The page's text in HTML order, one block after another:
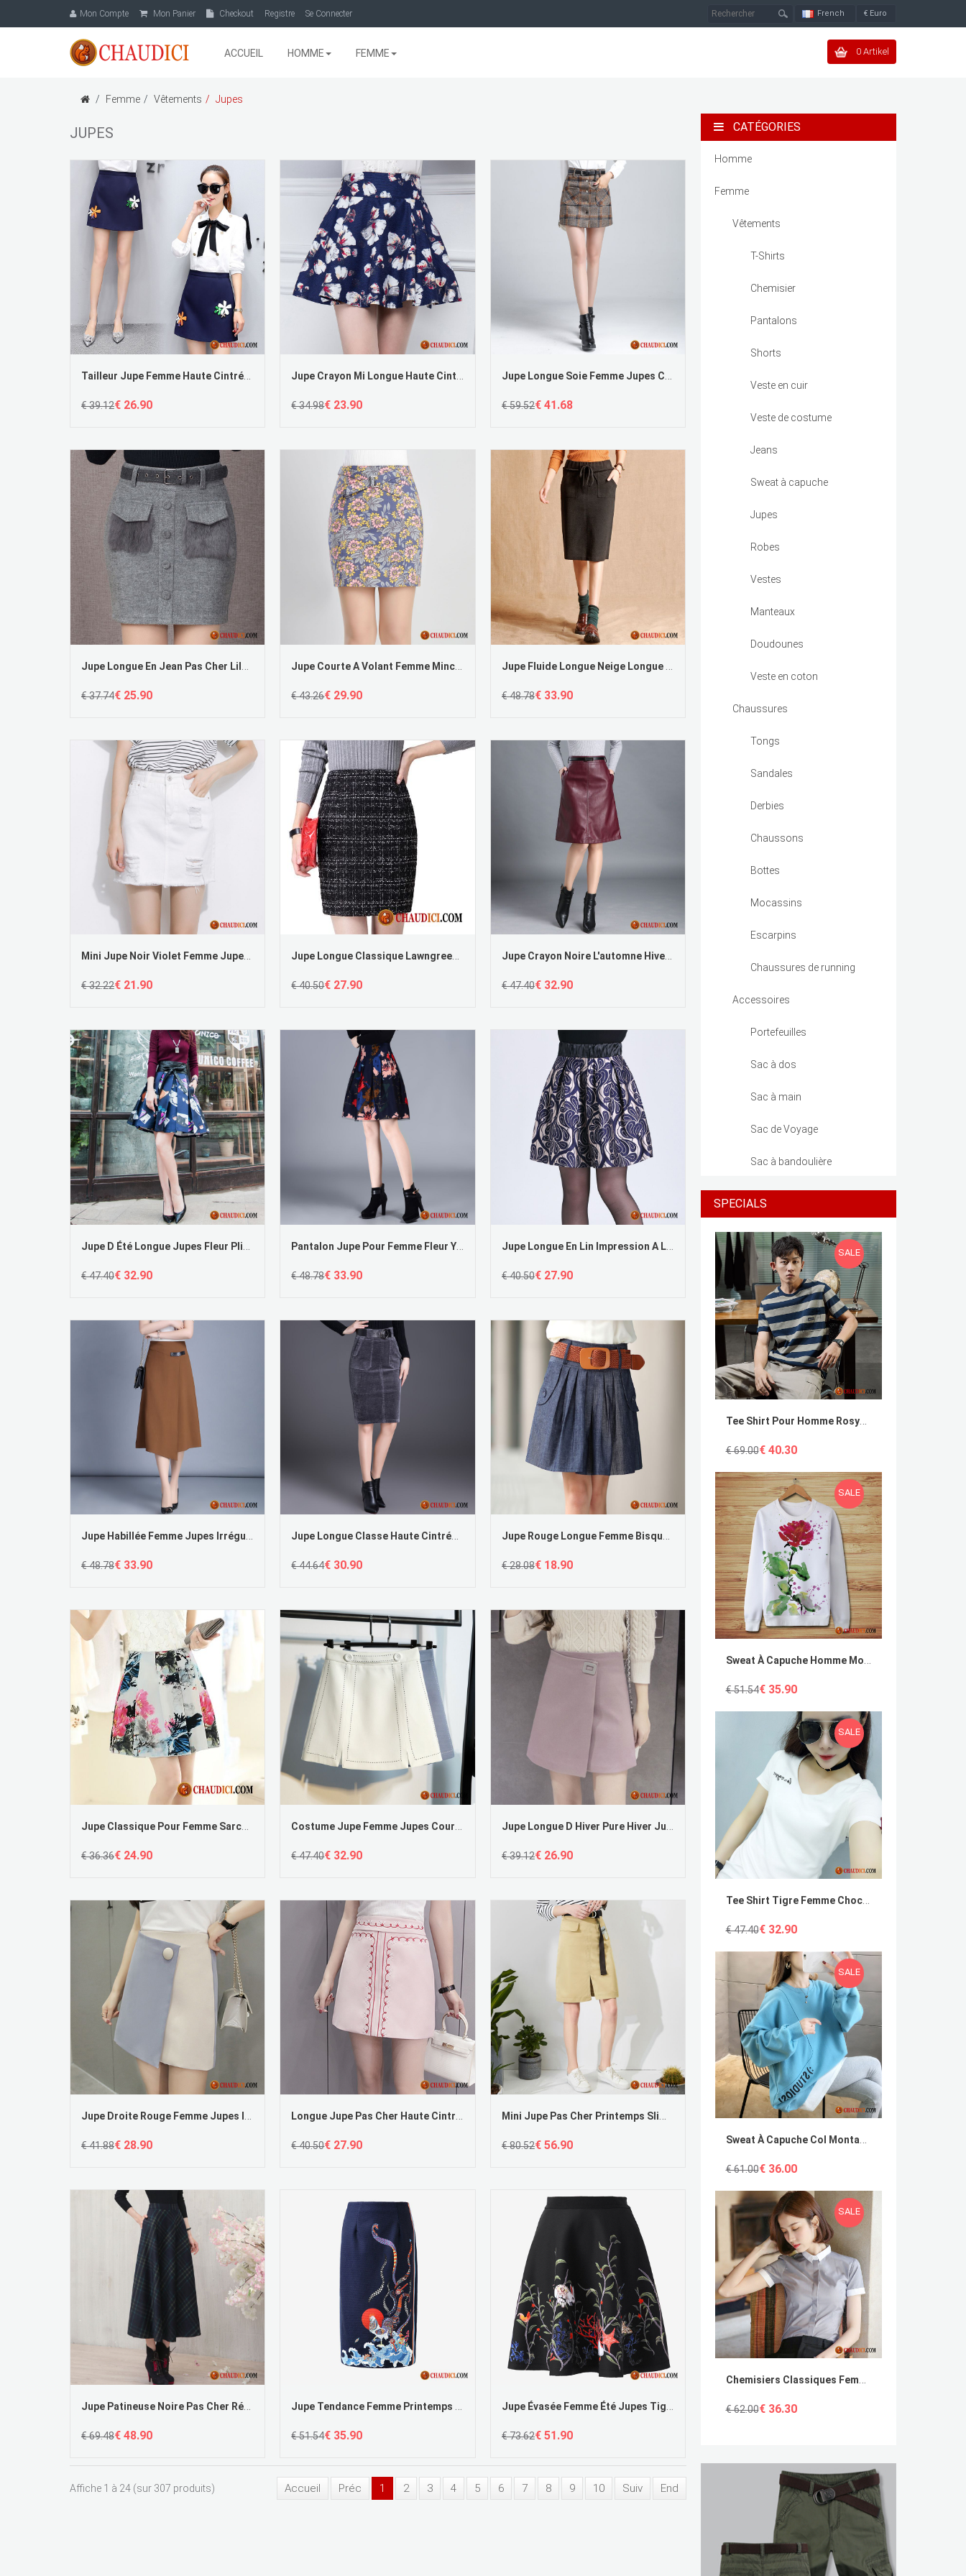
Mon Compte Mon Panier Checkout Registre Se Connecter € Euro
French
ACCUEIL HOMME FEMME 0 Artikel
Femme Vêtements Jupes
JUPES
Tailleur Jupe Femme Haute Cintrée Jupes Broderie Cool Femme Soldes
€ 39.12€ 26.90
Jupe Crayon Mi Longue Haute Cintrée Jupes Courtes Impression L'automne Printemps
€ 34.98€ 23.90
Jupe Longue Soie Femme Jupes Courtes Carreaux Femme L'automne Slim Pas Cher
€ 59.52€ 41.68
Jupe Longue En Jean Pas Cher Lilas De Laine Professionnel Jupes Courtes Extensible Femme
€ 37.74€ 25.90
Jupe Courte A Volant Femme Mince Décontractée Femme Floral Professionnel
€ 43.26€ 29.90
Jupe Fluide Longue Neige Longue L'automne De Laine Épaissir Jupes
€ 48.78€ 33.90
Mini Jupe Noir Violet Femme Jupes Courtes Mince Haute Cintrée Slim
€ 32.22€ 21.90
Jupe Longue Classique Lawngreen Femme Jupes Courtes Hiver L'automne Carreaux Pas Cher
€ 40.50€ 27.90
Jupe Crayon Noire L'automne Hiver Longue Femme Noir Pas Cher
€ 47.40€ 32.90
Jupe D Été Longue Jupes Fleur Plissé Femme Impression France
€ 47.40€ 32.90
Pantalon Jupe Pour Femme Fleur Yarn Impression Jupes A Lettre Soldes
€ 48.78€ 33.90
Jupe Longue En Lin Impression A Lettre Jupes L'automne Printemps
€ 40.50€ 27.90
Jupe Habillée Femme Jupes Irrégulier Haute Cintrée Gros Printemps En Ligne
€ 48.78€ 33.90
Jupe Longue Classe Haute Cintrée Femme Hiver Mince L'automne
€ 44.64€ 30.90
Jupe Rouge Longue Femme Bisque Demi-Jupe Jupes Courtes Décontractée Femme Été En Vente
€ 28.08€ 18.90
Jupe Classique Pour Femme Sarcelle Encre Printemps Rétro Jupes Courtes Femme France
€ 36.36€ 24.90
Costume Jupe Femme Jupes Courtes Mince Printemps Haute Cintrée Diviser La Fourchette France
€ 47.40€ 32.90
Jupe Longue D Hiver Pure Hiver Jupes Femme Printemps Pas Cher
€ 39.12€ 26.90
Jupe Droite Rouge Femme Jupes Irrégulier Été Haute Cintrée Décoration Pas Cher
€ 41.88€ 28.90
Longue Jupe Pas Cher Haute Cintrée Campus Vent Femme Été Noir
€ 40.50€ 27.90
Mini Jupe Pas Cher Printemps Slim Mince Concis Jupes
€ 80.52€ 56.90
Jupe Patineuse Noire Pas Cher Rétro Mince Jupes Robe Carreaux
€ 69.48€ 48.90
Jupe Tendance Femme Printemps Vagues Impression Mesh Jupes Pas Cher
€ 51.54€ 35.90
Jupe Évasée Femme Été Jupes Tigre Lapin Élasticité Pas Cher
€ 73.62€ 51.90
Affiche 1 à 24 (sur 307 produits) Accueil Préc 1 2 3 4 5 6 7 8 9 10 Suiv End
CATÉGORIES
Homme
Femme
Vêtements
T-Shirts
Chemisier
Pantalons
Shorts
Veste en cuir
Veste de costume
Jeans
Sweat à capuche
Jupes
Robes
Vestes
Manteaux
Doudounes
Veste en coton
Chaussures
Tongs
Sandales
Derbies
Chaussons
Bottes
Mocassins
Escarpins
Chaussures de running
Accessoires
Portefeuilles
Sac à dos
Sac à main
Sac de Voyage
Sac à bandoulière
SPECIALS
SALE
Tee Shirt Pour Homme Rosybrown Bleu Marin Coton Bio T-Shirt Rayé Baggy
€ 69.00€ 40.30
SALE
Sweat À Capuche Homme Mode Longues Décontractée Hoodies Fleur Homme France
€ 51.54€ 35.90
SALE
Tee Shirt Tigre Femme Chocolat Col V Pure Coton Bio Printemps Broderie Pas Cher
€ 47.40€ 32.90
SALE
Sweat À Capuche Col Montant Manteau Étudiant Légère Bleu Tendance
€ 61.00€ 36.00
SALE
€ 62.00€ 36.30